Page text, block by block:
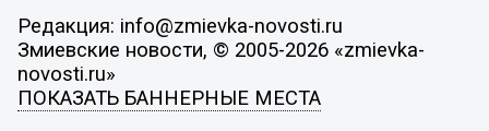
Редакция: info@zmievka-novosti.ru
Змиевские новости, © 2005-2026 «zmievka-
novosti.ru»
ПОКАЗАТЬ БАННЕРНЫЕ МЕСТА